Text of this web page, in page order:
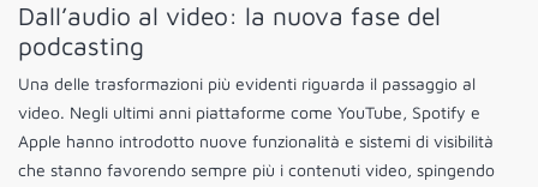
Dall’audio al video: la nuova fase del
podcasting
Una delle trasformazioni più evidenti riguarda il passaggio al
video. Negli ultimi anni piattaforme come YouTube, Spotify e
Apple hanno introdotto nuove funzionalità e sistemi di visibilità
che stanno favorendo sempre più i contenuti video, spingendo